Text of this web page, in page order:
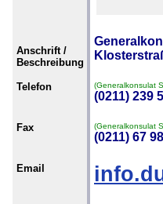
Anschrift /
Beschreibung
Telefon (Generalkonsulat
(0211) 239
Fax (Generalkonsulat
(0211) 67
Email